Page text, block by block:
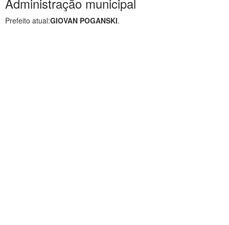
Prefeito atual:GIOVAN POGANSKI.